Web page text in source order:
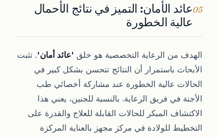
05عائد الأمان: التميز في نتائج الأحمال
عالية الخطورة
الهدف من الرعاية التخصصية هو خلق 'عائد أمان'. تثبت
الأبحاث باستمرار أن النتائج تتحسن بشكل كبير في
الحالات عالية الخطورة عند مشاركة أخصائي طب
الأجنة في فريق الرعاية. بالنسبة للجنين، يعني هذا
الاكتشاف المبكر للحالات القابلة للعلاج والقدرة على
التخطيط للولادة في مركز مجهز بالعناية المركزة